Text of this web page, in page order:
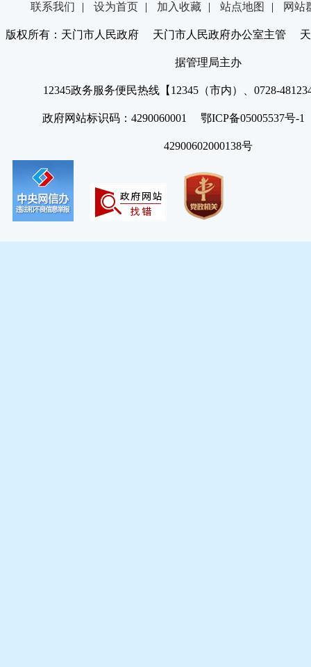
联系我们 | 设为首页 | 加入收藏 | 站点地图 | 网站
版权所有：天门市人民政府 天门市人民政府办公室主管 天
据管理局主办
12345政务服务便民热线【12345（市内）、0728-
政府网站标识码：4290060001 鄂ICP备05005537号
42900602000138号